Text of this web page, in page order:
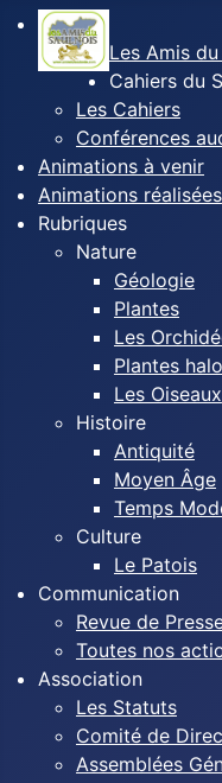
Les Amis
Cahiers du
Les Cahiers
Conférences
Animations à venir
Animations réalisées
Rubriques
Nature
Géologie
Plantes
Les
Plantes
Les Oiseaux
Histoire
Antiquité
Moyen Âge
Temps
Culture
Le Patois
Communication
Revue de
Toutes nos
Association
Les Statuts
Comité de
Assemblées